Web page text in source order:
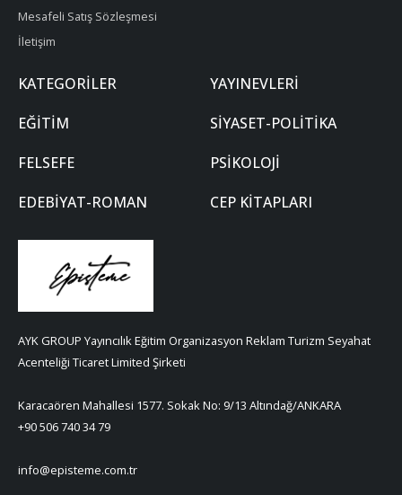
Mesafeli Satış Sözleşmesi
İletişim
KATEGORILER
YAYINEVLERI
EĞITIM
SIYASET-POLITIKA
FELSEFE
PSIKOLOJI
EDEBIYAT-ROMAN
CEP KITAPLARI
AYK GROUP Yayıncılık Eğitim Organizasyon Reklam Turizm Seyahat
Acenteliği Ticaret Limited Şirketi
Karacaören Mahallesi 1577. Sokak No: 9/13 Altındağ/ANKARA
+90 506 740 34 79
info@episteme.com.tr